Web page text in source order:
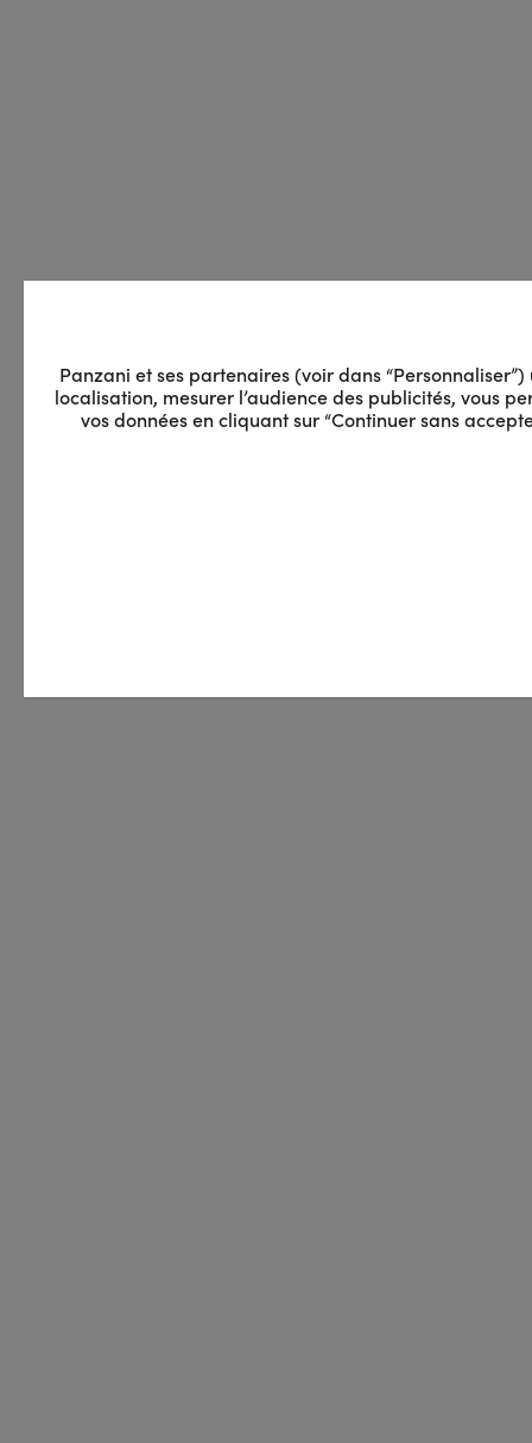
Panzani et ses partenaires (voir dans
localisation, mesurer l’audience des publicités, vous
vos données en cliquant sur “Continuer sans